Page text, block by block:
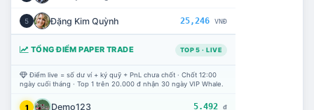
5 Đặng Kim Quỳnh 25,246 VNĐ
TỔNG ĐIỂM PAPER TRADE TOP 5 · LIVE
Điểm live = số dư ví + ký quỹ + PnL chưa chốt · Chốt 12:00
ngày cuối tháng · Top 1 trên 20.000 đ nhận 30 ngày VIP Whale.
1 Demo123 5.492 đ